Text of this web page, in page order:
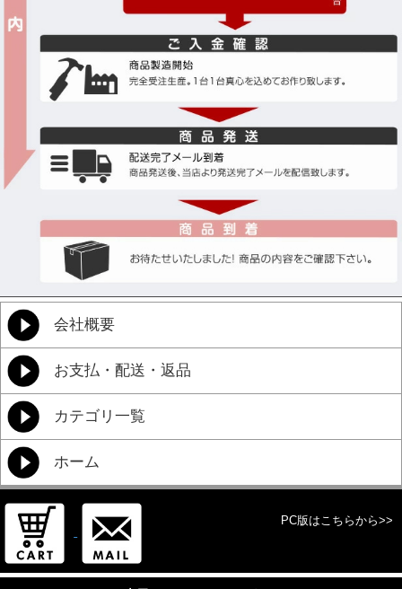
会社概要
お支払・配送・返品
カテゴリ一覧
ホーム
PC版はこちらから>>